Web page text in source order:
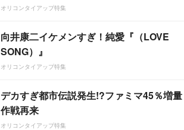
オリコンタイアップ特集
向井康二イケメンすぎ！純愛『（LOVE
SONG）』
オリコンタイアップ特集
デカすぎ都市伝説発生!?ファミマ45％増量
作戦再来
オリコンタイアップ特集